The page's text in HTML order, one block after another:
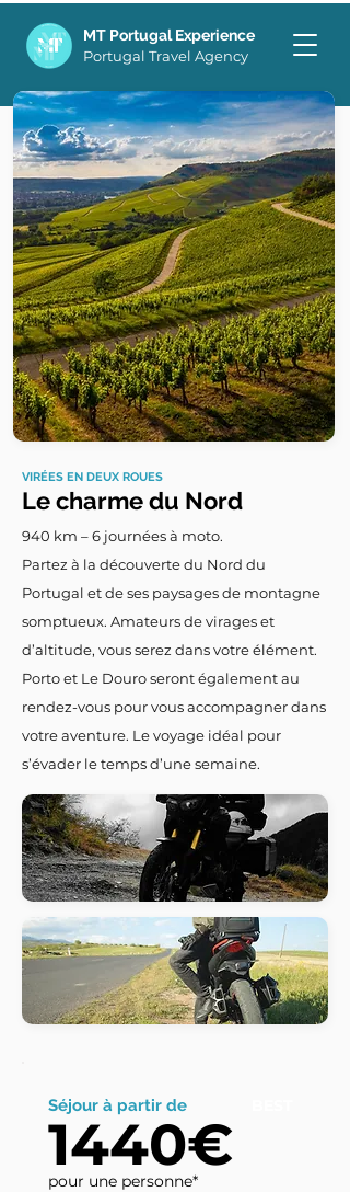
MT Portugal Experience
Portugal Travel Agency
VIRÉES EN DEUX ROUES
Le charme du Nord
940 km – 6 journées à moto.
Partez à la découverte du Nord du
Portugal et de ses paysages de montagne
somptueux. Amateurs de virages et
d’altitude, vous serez dans votre élément.
Porto et Le Douro seront également au
rendez-vous pour vous accompagner dans
votre aventure. Le voyage idéal pour
s’évader le temps d’une semaine.
Séjour à partir de
1440€
pour une personne*